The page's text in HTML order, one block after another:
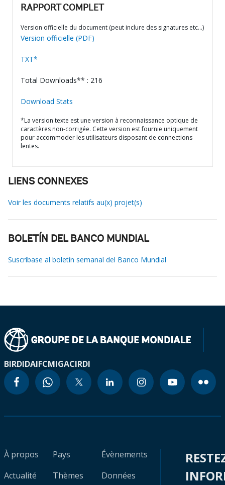
RAPPORT COMPLET
Version officielle du document (peut inclure des signatures etc…)
Version officielle (PDF)
TXT*
Total Downloads** : 216
Download Stats
*La version texte est une version à reconnaissance optique de
caractères non-corrigée. Cette version est fournie uniquement
pour accommoder les utilisateurs disposant de connections
lentes.
LIENS CONNEXES
Voir les documents relatifs au(x) projet(s)
BOLETÍN DEL BANCO MUNDIAL
Suscríbase al boletín semanal del Banco Mundial
BIRDIDAIFCMIGACIRDI
À propos
Actualité
Pays
Thèmes
Évènements
Données